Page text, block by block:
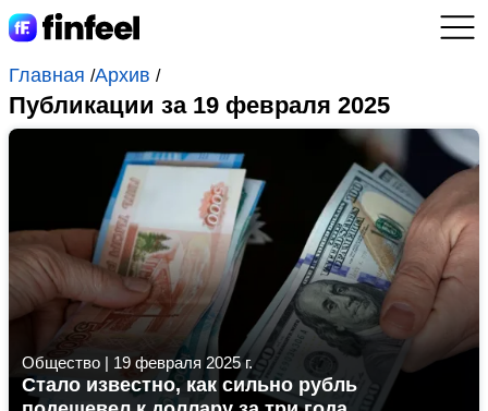
Главная /Архив /
Публикации за 19 февраля 2025
Общество | 19 февраля 2025 г.
Стало известно, как сильно рубль